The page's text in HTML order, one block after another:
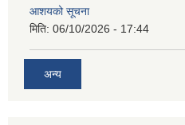
आशयको सूचना
मिति: 06/10/2026 - 17:44
अन्य